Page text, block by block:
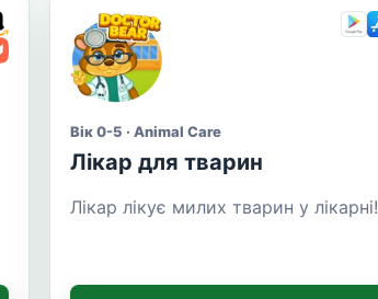
Вік 0-5 · Animal Care
Лікар для тварин
Лікар лікує милих тварин у лікарні!